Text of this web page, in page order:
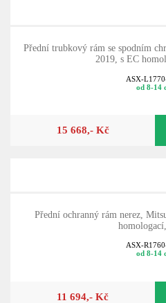
Přední trubkový rám se spodním
2019, s EC
ASX-
od 8-14
15 668,- Kč
Přední ochranný rám nerez,
ASX-
od 8-14
11 694,- Kč